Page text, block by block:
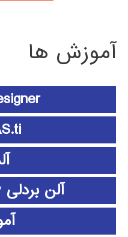
آموزش ها
آلن بردلی Allen bradley